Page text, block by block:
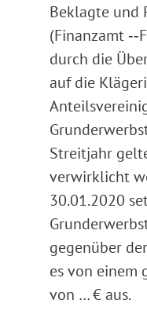
Beklagte und
(Finanzamt
durch die
auf die
Streitjahr
verwirklicht
30.01.2020
gegenüber
es von einem
von … € aus.